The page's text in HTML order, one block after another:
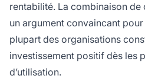
rentabilité. La combinaison de
un argument convaincant pour
plupart des organisations
investissement positif dès les
d’utilisation.